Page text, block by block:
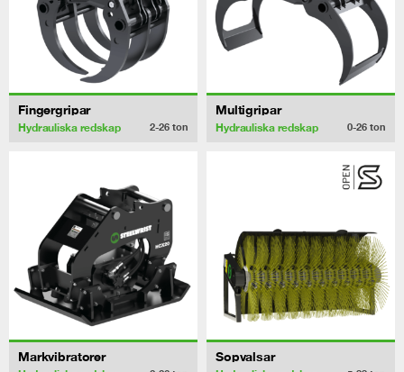
Fingergripar
Hydrauliska redskap 2-26 ton
Multigripar
Hydrauliska redskap 0-26 ton
Markvibratorer Sopvalsar